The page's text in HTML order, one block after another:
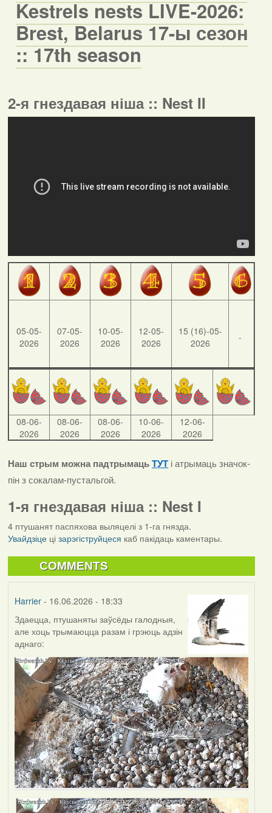
Kestrels nests LIVE-2026:
Brest, Belarus 17-ы сезон
:: 17th season
2-я гнездавая ніша :: Nest II
05-05-
2026
07-05-
2026
10-05-
2026
12-05-
2026
15 (16)-05-
2026
-
08-06-
2026
08-06-
2026
08-06-
2026
10-06-
2026
12-06-
2026
Наш стрым можна падтрымаць ТУТ і атрымаць значок-
пін з сокалам-пустальгой.
1-я гнездавая ніша :: Nest I
4 птушанят паспяхова выляцелі з 1-га гнязда.
Увайдзіцеці зарэгіструйцеся каб пакідаць каментары.
COMMENTS
Harrier- 16.06.2026 - 18:33
Здаецца, птушаняты заўсёды галодныя,
але хоць трымаюцца разам і грэюць адзін
аднаго: